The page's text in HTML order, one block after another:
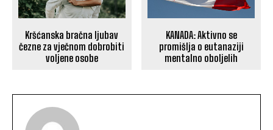
Kršćanska bračna ljubav
čezne za vječnom dobrobiti
voljene osobe
KANADA: Aktivno se
promišlja o eutanaziji
mentalno oboljelih